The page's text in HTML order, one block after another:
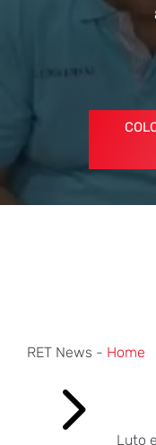
RET News - Home
5
Luto